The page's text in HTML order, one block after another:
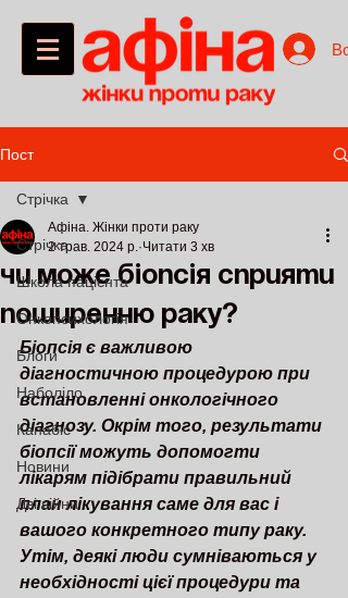
Пост
Стрічка
Школа пацієнта
Онкопсихологія
Блоги
Наболіло
Канабіс
Новини
Дві війни
Стрічка
Чи може біопсія сприяти
поширенню раку?
Афіна. Жінки проти раку
2 трав. 2024 р. Читати 3 хв
Біопсія є важливою
діагностичною процедурою при
встановленні онкологічного
діагнозу. Окрім того, результати
біопсії можуть допомогти
лікарям підібрати правильний
план лікування саме для вас і
вашого конкретного типу раку.
Утім, деякі люди сумніваються у
необхідності цієї процедури та